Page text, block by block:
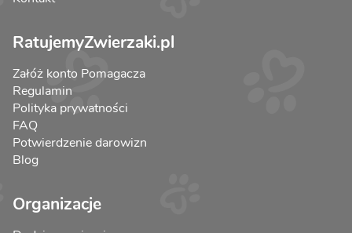
RatujemyZwierzaki.pl
Załóż konto Pomagacza
Regulamin
Polityka prywatności
FAQ
Potwierdzenie darowizn
Blog
Organizacje